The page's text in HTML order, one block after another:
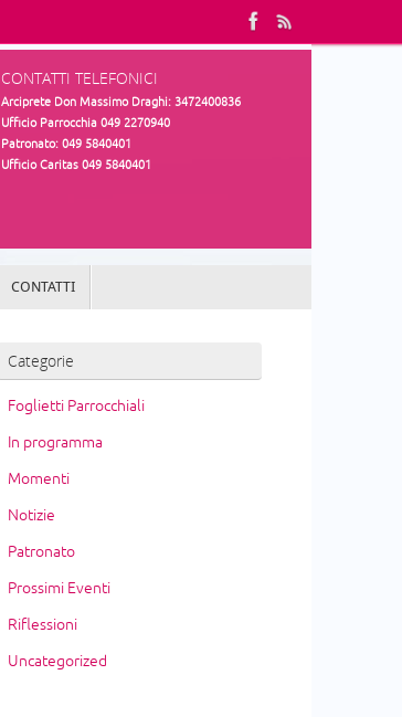
CONTATTI TELEFONICI
Arciprete Don Massimo Draghi: 3472400836
Ufficio Parrocchia 049 2270940
Patronato: 049 5840401
Ufficio Caritas 049 5840401
CONTATTI
Categorie
Foglietti Parrocchiali
In programma
Momenti
Notizie
Patronato
Prossimi Eventi
Riflessioni
Uncategorized